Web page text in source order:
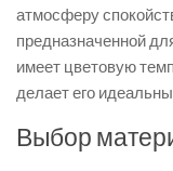
атмосферу
предназначенной
имеет цветовую
делает его
Выбор